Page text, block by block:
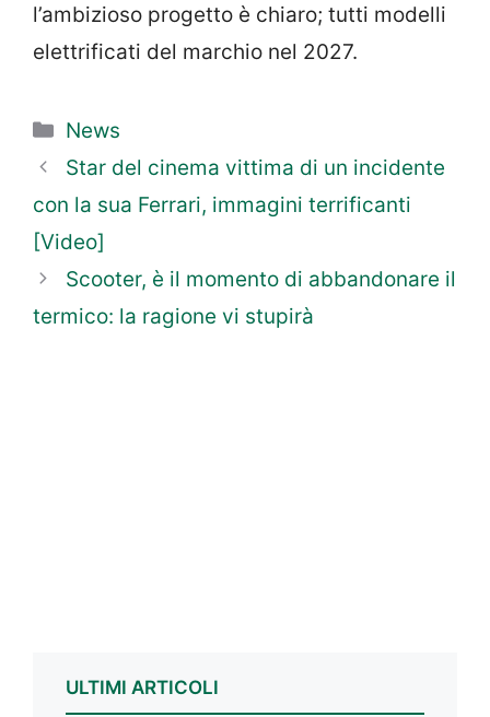
l’ambizioso progetto è chiaro; tutti modelli
elettrificati del marchio nel 2027.
Categorie
News
Star del cinema vittima di un incidente
con la sua Ferrari, immagini terrificanti
[Video]
Scooter, è il momento di abbandonare il
termico: la ragione vi stupirà
ULTIMI ARTICOLI